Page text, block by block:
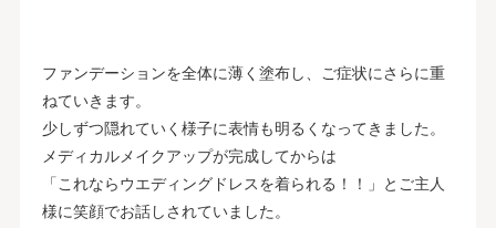
ファンデーションを全体に薄く塗布し、ご症状にさらに重
ねていきます。
少しずつ隠れていく様子に表情も明るくなってきました。
メディカルメイクアップが完成してからは
「これならウエディングドレスを着られる！！」とご主人
様に笑顔でお話しされていました。